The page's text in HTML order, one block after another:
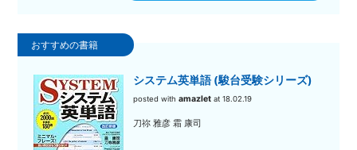
システム英単語 (駿台受験シリーズ)
posted withamazlet at 18.02.19
刀祢 雅彦 霜 康司